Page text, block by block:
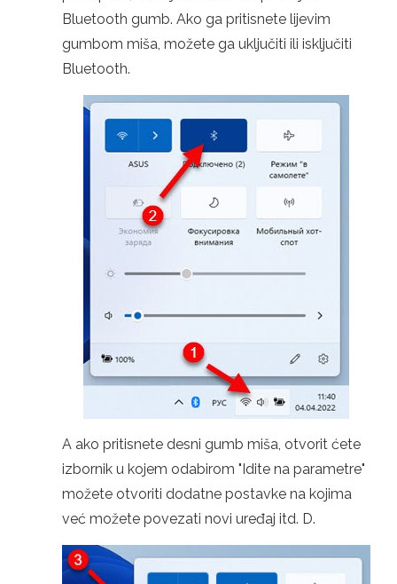
Bluetooth gumb. Ako ga pritisnete lijevim
gumbom miša, možete ga uključiti ili isključiti
Bluetooth.
A ako pritisnete desni gumb miša, otvorit ćete
izbornik u kojem odabirom "Idite na parametre"
možete otvoriti dodatne postavke na kojima
već možete povezati novi uređaj itd. D.